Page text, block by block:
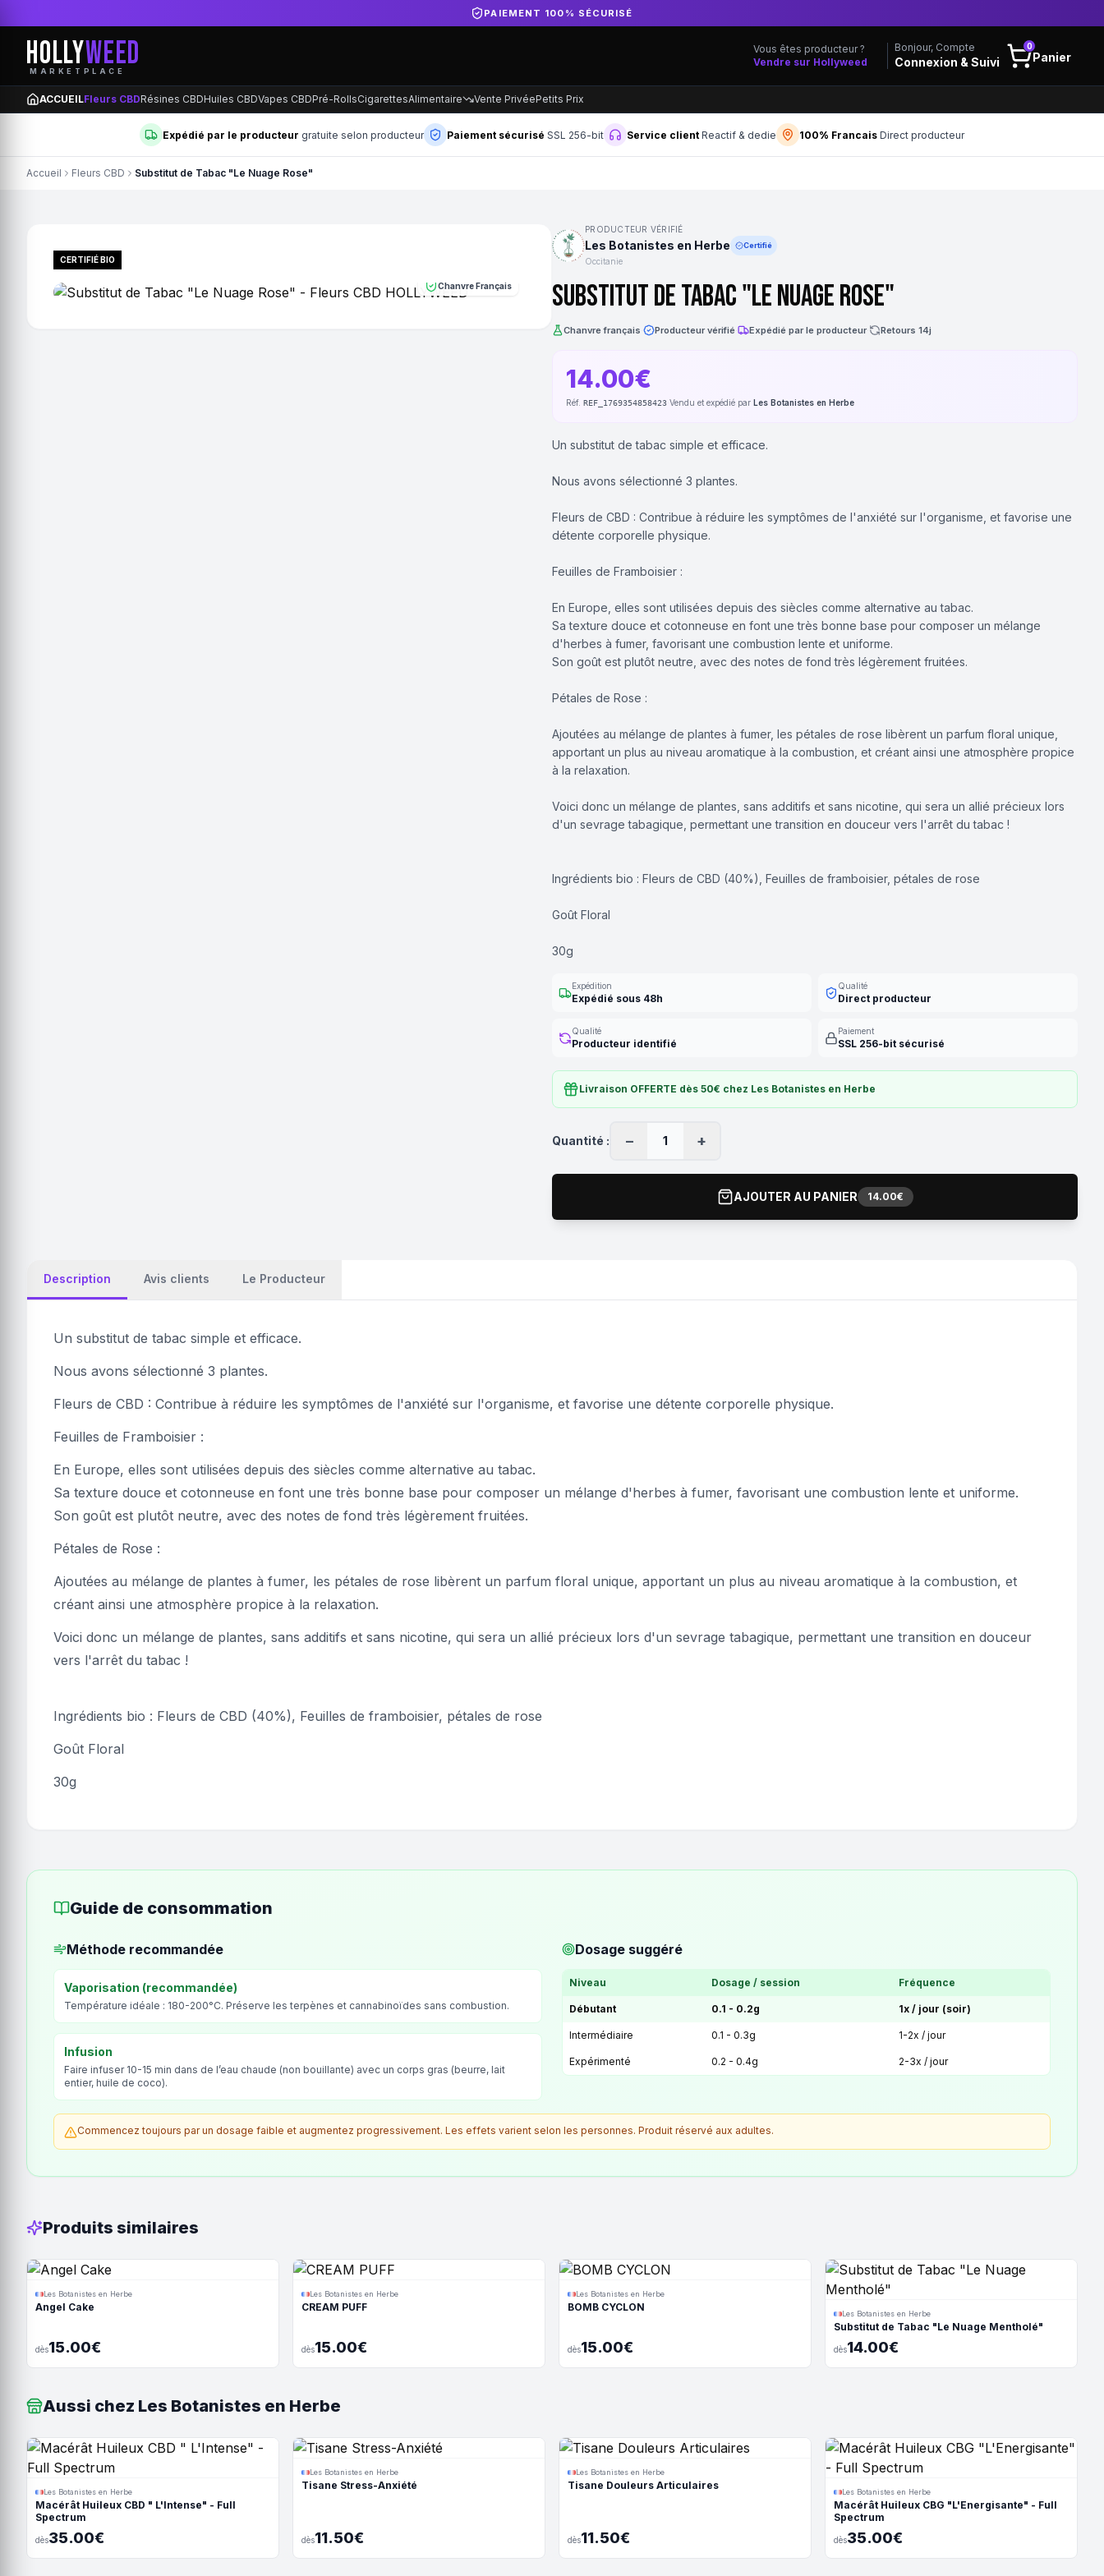
DIRECT PRODUCTEUR FRANÇAIS
HOLLYWEED
MARKETPLACE
Vous êtes producteur ?
Vendre sur Hollyweed
Bonjour, Compte
Connexion & Suivi
0
Panier
ACCUEILFleurs CBDRésines CBDHuiles CBDVapes CBDPré-RollsCigarettesAlimentaire Vente PrivéePetits Prix
Expédié par le producteur gratuite selon producteur Paiement sécurisé SSL 256-bit Service client Reactif & dedie 100% Francais Direct producteur
Accueil Fleurs CBD Substitut de Tabac "Le Nuage Rose"
CERTIFIÉ BIO
Chanvre Français
PRODUCTEUR VÉRIFIÉ
Les Botanistes en Herbe Certifié
Occitanie
Substitut de Tabac "Le Nuage Rose"
Chanvre français Producteur vérifié Expédié par le producteur· Retours 14j
14.00€
Réf. REF_1769354858423 Vendu et expédié par Les Botanistes en Herbe
Un substitut de tabac simple et efficace.
Nous avons sélectionné 3 plantes.
Fleurs de CBD : Contribue à réduire les symptômes de l'anxiété sur l'organisme, et favorise une
détente corporelle physique.
Feuilles de Framboisier :
En Europe, elles sont utilisées depuis des siècles comme alternative au tabac.
Sa texture douce et cotonneuse en font une très bonne base pour composer un mélange
d'herbes à fumer, favorisant une combustion lente et uniforme.
Son goût est plutôt neutre, avec des notes de fond très légèrement fruitées.
Pétales de Rose :
Ajoutées au mélange de plantes à fumer, les pétales de rose libèrent un parfum floral unique,
apportant un plus au niveau aromatique à la combustion, et créant ainsi une atmosphère propice
à la relaxation.
Voici donc un mélange de plantes, sans additifs et sans nicotine, qui sera un allié précieux lors
d'un sevrage tabagique, permettant une transition en douceur vers l'arrêt du tabac !
Ingrédients bio : Fleurs de CBD (40%), Feuilles de framboisier, pétales de rose
Goût Floral
30g
Expédition
Expédié sous 48h
Qualité
Direct producteur
Qualité
Producteur identifié
Paiement
SSL 256-bit sécurisé
Livraison OFFERTE dès 50€ chez Les Botanistes en Herbe
Quantité : − 1 +
AJOUTER AU PANIER 14.00€
Description Avis clients Le Producteur
Un substitut de tabac simple et efficace.
Nous avons sélectionné 3 plantes.
Fleurs de CBD : Contribue à réduire les symptômes de l'anxiété sur l'organisme, et favorise une détente corporelle physique.
Feuilles de Framboisier :
En Europe, elles sont utilisées depuis des siècles comme alternative au tabac.
Sa texture douce et cotonneuse en font une très bonne base pour composer un mélange d'herbes à fumer, favorisant une combustion lente et uniforme.
Son goût est plutôt neutre, avec des notes de fond très légèrement fruitées.
Pétales de Rose :
Ajoutées au mélange de plantes à fumer, les pétales de rose libèrent un parfum floral unique, apportant un plus au niveau aromatique à la combustion, et
créant ainsi une atmosphère propice à la relaxation.
Voici donc un mélange de plantes, sans additifs et sans nicotine, qui sera un allié précieux lors d'un sevrage tabagique, permettant une transition en douceur
vers l'arrêt du tabac !
Ingrédients bio : Fleurs de CBD (40%), Feuilles de framboisier, pétales de rose
Goût Floral
30g
Guide de consommation
Méthode recommandée
Vaporisation (recommandée)
Température idéale : 180-200°C. Préserve les terpènes et cannabinoïdes sans combustion.
Infusion
Faire infuser 10-15 min dans de l’eau chaude (non bouillante) avec un corps gras (beurre, lait
entier, huile de coco).
Dosage suggéré
Niveau Dosage / session Fréquence
Débutant 0.1 - 0.2g 1x / jour (soir)
Intermédiaire 0.1 - 0.3g 1-2x / jour
Expérimenté 0.2 - 0.4g 2-3x / jour
Commencez toujours par un dosage faible et augmentez progressivement. Les effets varient selon les personnes. Produit réservé aux adultes.
Produits similaires
Les Botanistes en Herbe
Angel Cake
dès15.00€
Les Botanistes en Herbe
CREAM PUFF
dès15.00€
Les Botanistes en Herbe
BOMB CYCLON
dès15.00€
Les Botanistes en Herbe
Substitut de Tabac "Le Nuage Mentholé"
dès14.00€
Aussi chez Les Botanistes en Herbe
Les Botanistes en Herbe
Macérât Huileux CBD " L'Intense" - Full
Spectrum
dès35.00€
Les Botanistes en Herbe
Tisane Stress-Anxiété
dès11.50€
Les Botanistes en Herbe
Tisane Douleurs Articulaires
dès11.50€
Les Botanistes en Herbe
Macérât Huileux CBG "L'Energisante" - Full
Spectrum
dès35.00€